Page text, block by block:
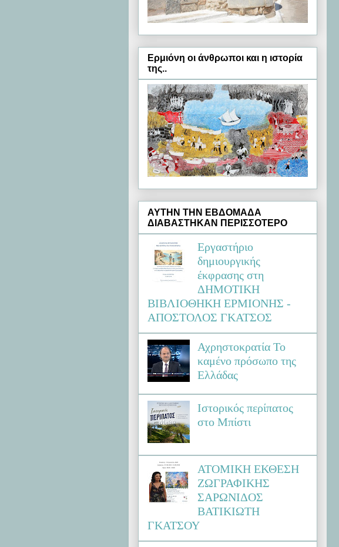
Ερμιόνη oι άνθρωποι και η ιστορία
της..
ΑΥΤΗΝ ΤΗΝ ΕΒΔΟΜΑΔΑ
ΔΙΑΒΑΣΤΗΚΑΝ ΠΕΡΙΣΣΟΤΕΡΟ
Εργαστήριο
δημιουργικής
έκφρασης στη
ΔΗΜΟΤΙΚΗ
ΒΙΒΛΙΟΘΗΚΗ ΕΡΜΙΟΝΗΣ -
ΑΠΟΣΤΟΛΟΣ ΓΚΑΤΣΟΣ
Αχρηστοκρατία Το
καμένο πρόσωπο της
Ελλάδας
Ιστορικός περίπατος
στο Μπίστι
ΑΤΟΜΙΚΗ ΕΚΘΕΣΗ
ΖΩΓΡΑΦΙΚΗΣ
ΣΑΡΩΝΙΔΟΣ
ΒΑΤΙΚΙΩΤΗ
ΓΚΑΤΣΟΥ